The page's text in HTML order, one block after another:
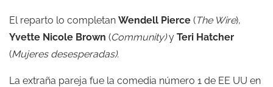
El reparto lo completan Wendell Pierce (The Wire),
Yvette Nicole Brown (Community)y Teri Hatcher
(Mujeres desesperadas).
La extraña pareja fue la comedia número 1 de EE UU en